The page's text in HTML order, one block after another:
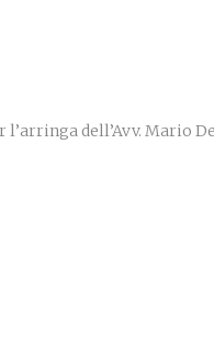
dell’Avv. Mario